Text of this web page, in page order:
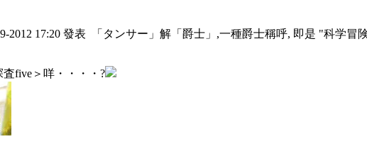
2012 17:20 發表 「タンサー」解「爵士」,一種爵士稱呼, 即是 "科学冒
five＞咩・・・・?